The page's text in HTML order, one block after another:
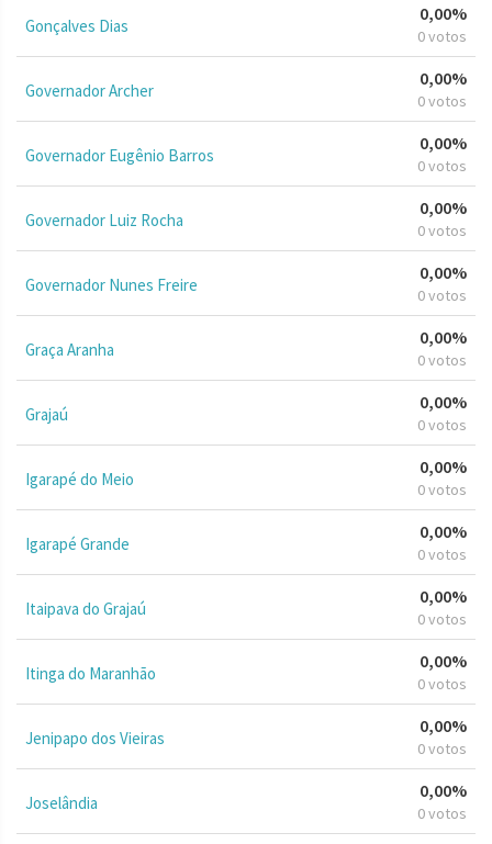
Gonçalves Dias
0,00%
0 votos
Governador Archer
0,00%
0 votos
Governador Eugênio Barros
0,00%
0 votos
Governador Luiz Rocha
0,00%
0 votos
Governador Nunes Freire
0,00%
0 votos
Graça Aranha
0,00%
0 votos
Grajaú
0,00%
0 votos
Igarapé do Meio
0,00%
0 votos
Igarapé Grande
0,00%
0 votos
Itaipava do Grajaú
0,00%
0 votos
Itinga do Maranhão
0,00%
0 votos
Jenipapo dos Vieiras
0,00%
0 votos
Joselândia
0,00%
0 votos